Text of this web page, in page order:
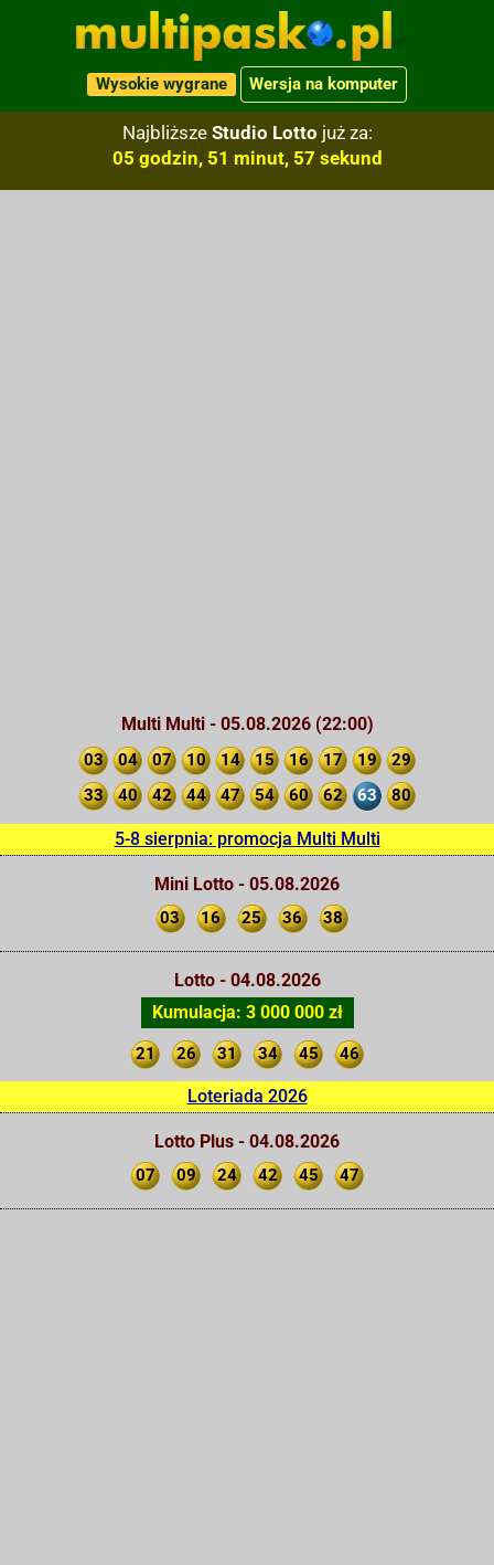
Wysokie wygrane Wersja na komputer
Najbliższe Studio Lotto już za:
05 godzin, 51 minut, 56 sekund
Multi Multi - 05.08.2026 (22:00)
03 04 07 10 14 15 16 17 19
29
33
40 42 44 47 54 60 62 63 80
5-8 sierpnia: promocja Multi Multi
Mini Lotto - 05.08.2026
03 16 25 36 38
Lotto - 04.08.2026
Kumulacja: 3 000 000 zł
21 26 31 34 45 46
Loteriada 2026
Lotto Plus - 04.08.2026
07 09 24 42 45 47